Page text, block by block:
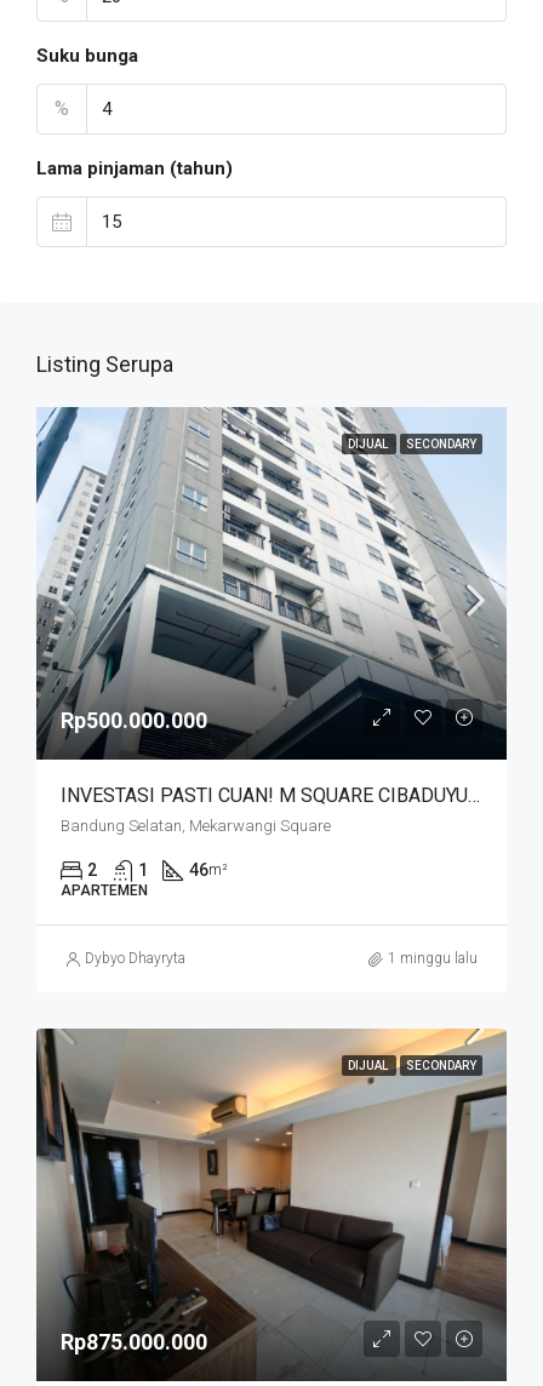
Suku bunga
%
Lama pinjaman (tahun)
Listing Serupa
DIJUAL SECONDARY
Rp500.000.000
INVESTASI PASTI CUAN! M SQUARE CIBADUYUT DEKAT MEKARWANGI
Bandung Selatan, Mekarwangi Square
2 1 46m²
APARTEMEN
Dybyo Dhayryta 1 minggu lalu
DIJUAL SECONDARY
Rp875.000.000